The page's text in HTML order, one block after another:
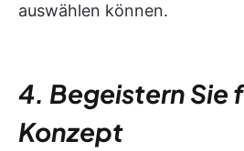
auswählen können.
4. Begeistern Sie
Konzept